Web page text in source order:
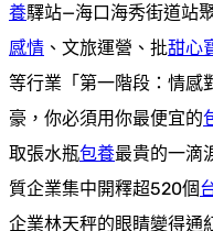
養驛站—海口海秀街道站
感情 、文旅運營、批甜心
等行業「第一階段：情感
豪，你必須用你最便宜的
取張水瓶包養最貴的一滴
質企業集中開釋超520個
企業林天秤的眼睛變得通